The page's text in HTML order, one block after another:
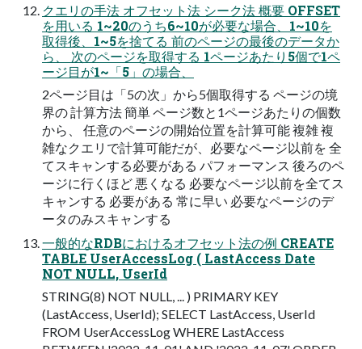
クエリの手法 オフセット法 シーク法 概要 OFFSET
を用いる 1~20のうち6~10が必要な場合、1~10を
取得後、1~5を捨てる 前のページの最後のデータか
ら、 次のページを取得する 1ページあたり5個で1ペ
ージ目が1~「5」の場合、
2ページ目は「5の次」から5個取得する ページの境
界の 計算方法 簡単 ページ数と1ページあたりの個数
から、 任意のページの開始位置を計算可能 複雑 複
雑なクエリで計算可能だが、必要なページ以前を 全
てスキャンする必要がある パフォーマンス 後ろのペ
ージに行くほど 悪くなる 必要なページ以前を全てス
キャンする 必要がある 常に早い 必要なページのデ
ータのみスキャンする
一般的なRDBにおけるオフセット法の例 CREATE
TABLE UserAccessLog ( LastAccess Date
NOT NULL, UserId
STRING(8) NOT NULL, ... ) PRIMARY KEY
(LastAccess, UserId); SELECT LastAccess, UserId
FROM UserAccessLog WHERE LastAccess